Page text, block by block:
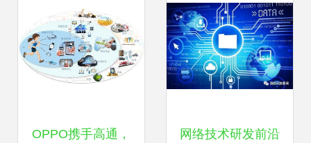
OPPO携手高通， 网络技术研发前沿